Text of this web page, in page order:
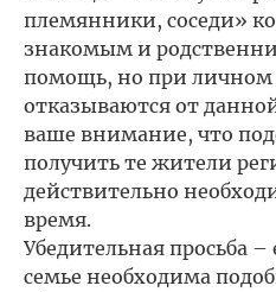
племянники, соседи»
знакомым и
помощь, но при
отказываются от
ваше внимание, что
получить те жители
действительно
время.
Убедительная просьба
семье необходима